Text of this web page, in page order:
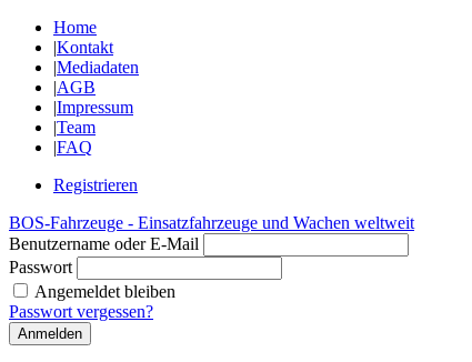
Home
|Kontakt
|Mediadaten
|AGB
|Impressum
|Team
|FAQ
Registrieren
BOS-Fahrzeuge - Einsatzfahrzeuge und Wachen weltweit
Benutzername oder E-Mail
Passwort
Angemeldet bleiben
Passwort vergessen?